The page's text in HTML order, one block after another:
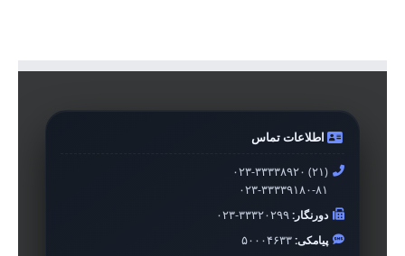
اطلاعات تماس
۰۲۳-۳۳۳۳۸۹۲۰ (۲۱)
۰۲۳-۳۳۳۳۹۱۸۰-۸۱
دورنگار:۰۲۳-۳۳۳۲۰۲۹۹
پیامکی:۵۰۰۰۴۶۳۳